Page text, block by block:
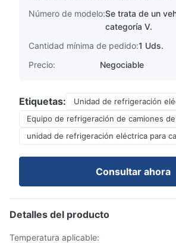
Número de modelo:Se trata de un
categoría V.
Cantidad mínima de pedido:1 Uds.
Precio:
Negociable
Etiquetas:
Unidad de refrigeración
Equipo de refrigeración de camiones
unidad de refrigeración eléctrica para
Consultar ahora
Detalles del producto
Temperatura aplicable: